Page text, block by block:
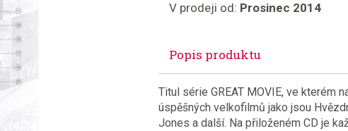
V prodeji od: Prosinec 2014
Popis produktu
Titul série GREAT MOVIE, ve kterém
úspěšných velkofilmů jako jsou
Jones a další. Na přiloženém CD je